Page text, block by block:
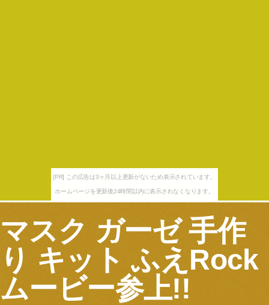
[PR] この広告は3ヶ月以上更新がないため表示されています。
ホームページを更新後24時間以内に表示されなくなります。
マスク ガーゼ 手作
り キット ふえRock
ムービー参上!!